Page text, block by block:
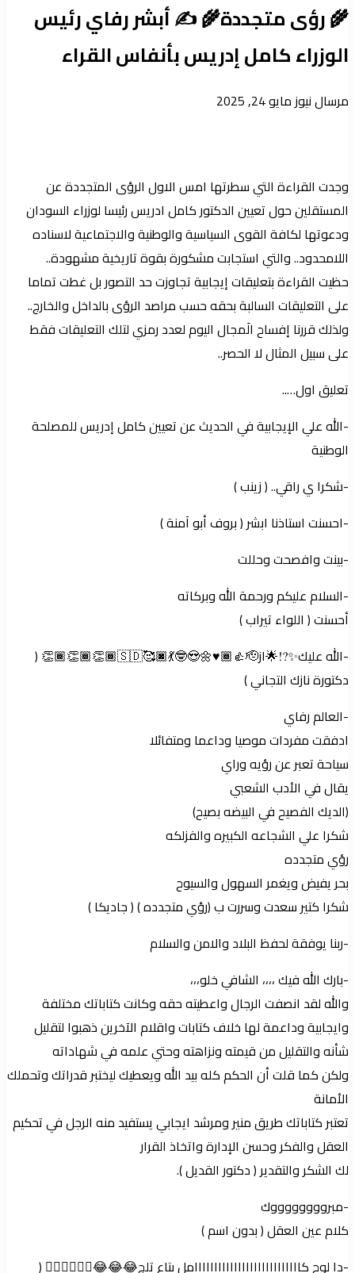
🌾 رؤى متجددة🌾 ✍️ أبشر رفاي رئيس
الوزراء كامل إدريس بأنفاس القراء
مرسال نيوزأرسل
مايو 24, 2025
وجدت القراءة التي سطرتها امس الاول الرؤى المتجددة عن
المستقلين حول تعيين الدكتور كامل ادريس رئيسا لوزراء السودان
ودعوتها لكافة القوى السياسية والوطنية والاجتماعية لاسناده
اللامحدود.. والتي استجابت مشكورة بقوة تاريخية مشهودة..
حظيت القراءة بتعليقات إيجابية تجاوزت حد التصور بل غطت تماما
على التعليقات السالبة بحقه حسب مراصد الرؤى بالداخل والخارج..
ولذلك قررنا إفساح الَمجال اليوم لعدد رمزي لتلك التعليقات فقط
على سبيل المثال لا الحصر..
تعليق اول…..
-الله علي الإيجابية في الحديث عن تعيين كامل إدريس للمصلحة
الوطنية
-شكرا ي راقي.. ( زينب )
-احسنت استاذنا ابشر ( بروف أبو آمنة )
-بينت وافصحت وحللت
-السلام عليكم ورحمة الله وبركاته
أحسنت ( اللواء تيراب )
-الله عليك✨⁉️🌟از🇸🇩🥰💃🏿🤓😍🌼♥️👍🏾🫡👏🏾👏🏾👏🏾 (
دكتورة نازك التجاني )
-العالم رفاي
ادفقت مفردات موصيا وداعما ومتفائلا
سياحة تعبر عن رؤيه وراي
يقال في الأدب الشعبي
(الديك الفصيح في البيضه بصيح)
شكرا علي الشجاعه الكبيره والفزلكه
رؤي متجدده
بحر يفيض ويغمر السهول والسيوح
شكرا كتير سعدت وسررت ب (رؤي متجدده ) ( جاديكا )
-ربنا يوفقة لحفظ البلاد والامن والسلام
-بارك الله فيك ،،،، الشافي خلو،،،
والله لقد انصفت الرجال واعطيته حقه وكانت كتاباتك مختلفة
وايجابية وداعمة لها خلاف كتابات واقلام الآخرين ذهبوا لتقليل
شأنه والتقليل من قيمته ونزاهته وحتي علمه في شهاداته
ولكن كما قلت أن الحكم كله بيد الله ويعطيك ليختبر قدراتك وتحملك
الأمانة
تعتبر كتاباتك طريق منير ومرشد ايجابي يستفيد منه الرجل في تحكيم
العقل والفكر وحسن الإدارة واتخاذ القرار
لك الشكر والتقدير ( دكتور القديل ).
-مبرووووووووك
كلام عين العقل ( بدون اسم )
-دا لوح كااااااااااااااااااااااااااامل بتاع تلج😂😂😂👌🏽👌🏽👌🏽 (